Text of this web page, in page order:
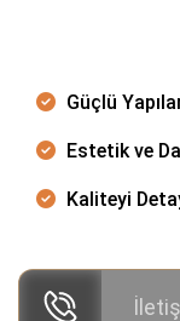
Güçlü
Estetik ve
Kaliteyi